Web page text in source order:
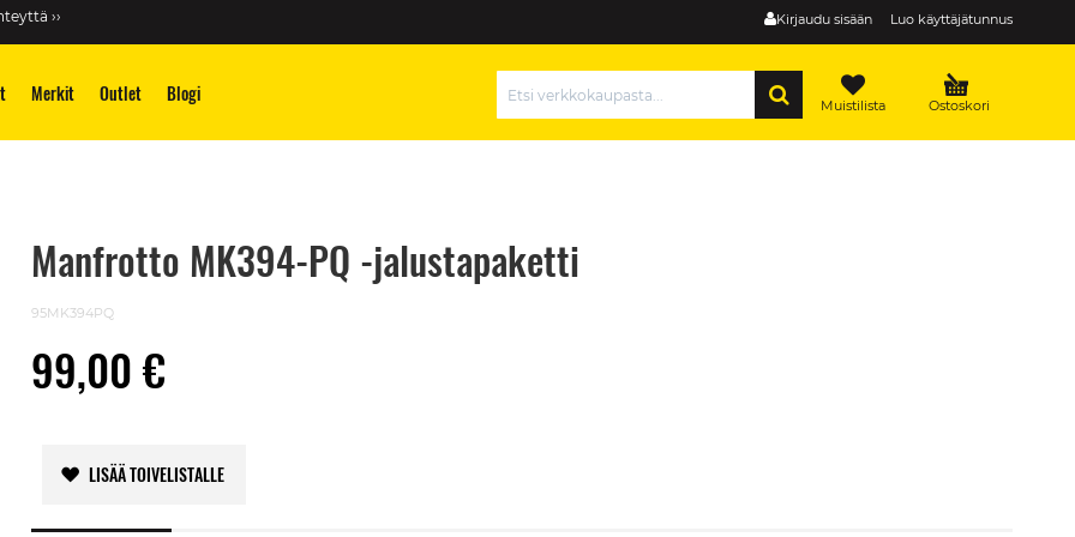
Kirjaudu sisään Luo käyttäjätunnus
››
Merkit Outlet Blogi Ostoskori
Muistilista
Manfrotto MK394-PQ -jalustapaketti
95MK394PQ
99,00 €
LISÄÄ TOIVELISTALLE